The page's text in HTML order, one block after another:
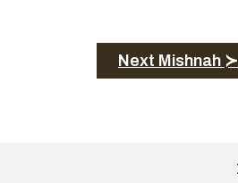
Next Mishnah ≻